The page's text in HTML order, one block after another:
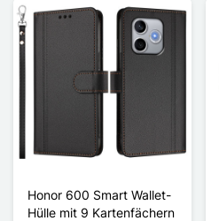
Honor 600 Smart Wallet-
Hülle mit 9 Kartenfächern